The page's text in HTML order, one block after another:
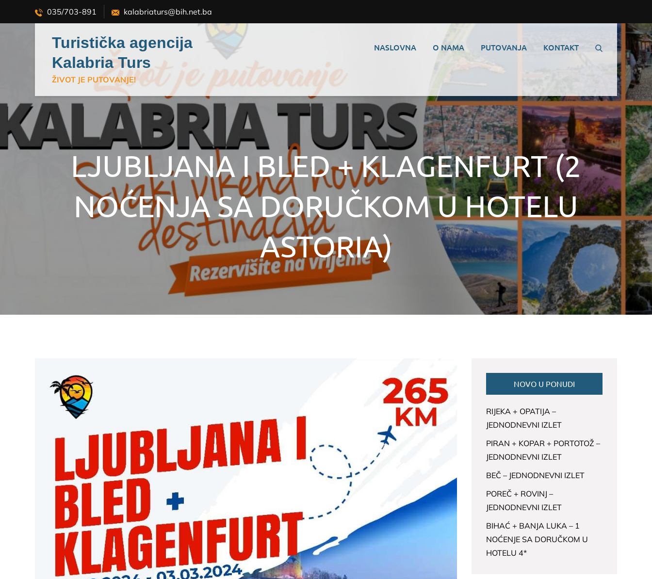
035/703-891 kalabriaturs@bih.net.ba
Turistička agencija
Kalabria Turs
ŽIVOT JE PUTOVANJE!
NASLOVNA O NAMA PUTOVANJA KONTAKT
LJUBLJANA I BLED + KLAGENFURT (2
NOĆENJA SA DORUČKOM U HOTELU
ASTORIA)
NOVO U PONUDI
RIJEKA + OPATIJA –
JEDNODNEVNI IZLET
PIRAN + KOPAR + PORTOTOŽ –
JEDNODNEVNI IZLET
BEČ – JEDNODNEVNI IZLET
POREČ + ROVINJ –
JEDNODNEVNI IZLET
BIHAĆ + BANJA LUKA – 1
NOĆENJE SA DORUČKOM U
HOTELU 4*